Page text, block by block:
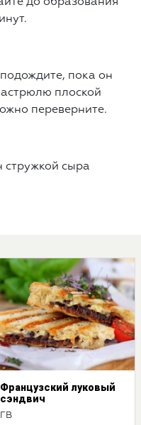
пока он
плоской
переверните.
стружкой сыра
Французский луковый
сэндвич
ГВ